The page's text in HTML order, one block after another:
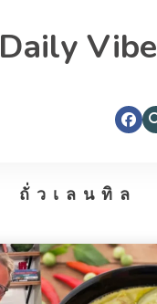
Daily Vibe
ถั่วเลนทิล